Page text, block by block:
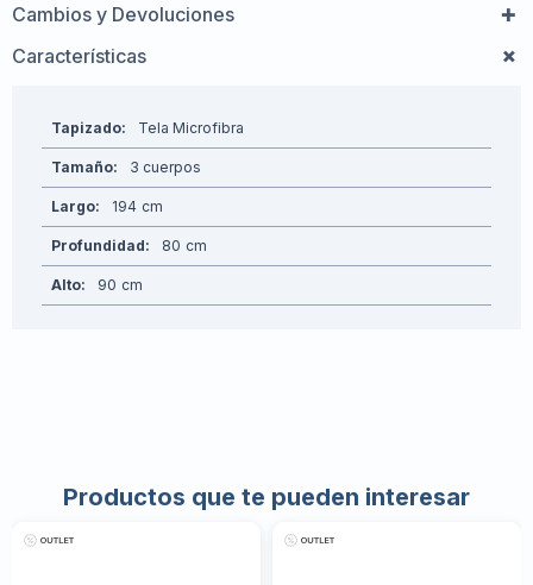
Cambios y Devoluciones
Características
Tapizado Tela Microfibra
Tamaño 3 cuerpos
Largo 194
Profundidad 80
Alto 90
Productos que te pueden interesar